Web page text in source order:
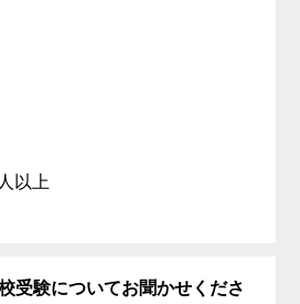
以上
受験についてお聞かせくださ